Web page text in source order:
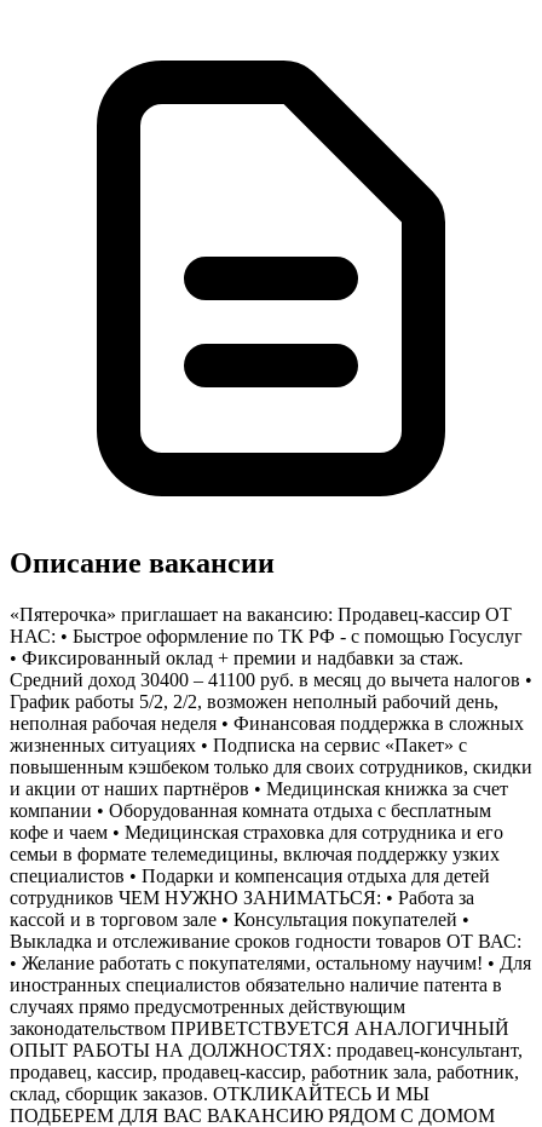
Описание вакансии
«Пятерочка» приглашает на вакансию: Продавец-кассир ОТ
НАС: • Быстрое оформление по ТК РФ - с помощью Госуслуг
• Фиксированный оклад + премии и надбавки за стаж.
Средний доход 30400 – 41100 руб. в месяц до вычета налогов •
График работы 5/2, 2/2, возможен неполный рабочий день,
неполная рабочая неделя • Финансовая поддержка в сложных
жизненных ситуациях • Подписка на сервис «Пакет» с
повышенным кэшбеком только для своих сотрудников, скидки
и акции от наших партнёров • Медицинская книжка за счет
компании • Оборудованная комната отдыха с бесплатным
кофе и чаем • Медицинская страховка для сотрудника и его
семьи в формате телемедицины, включая поддержку узких
специалистов • Подарки и компенсация отдыха для детей
сотрудников ЧЕМ НУЖНО ЗАНИМАТЬСЯ: • Работа за
кассой и в торговом зале • Консультация покупателей •
Выкладка и отслеживание сроков годности товаров ОТ ВАС:
• Желание работать с покупателями, остальному научим! • Для
иностранных специалистов обязательно наличие патента в
случаях прямо предусмотренных действующим
законодательством ПРИВЕТСТВУЕТСЯ АНАЛОГИЧНЫЙ
ОПЫТ РАБОТЫ НА ДОЛЖНОСТЯХ: продавец-консультант,
продавец, кассир, продавец-кассир, работник зала, работник,
склад, сборщик заказов. ОТКЛИКАЙТЕСЬ И МЫ
ПОДБЕРЕМ ДЛЯ ВАС ВАКАНСИЮ РЯДОМ С ДОМОМ